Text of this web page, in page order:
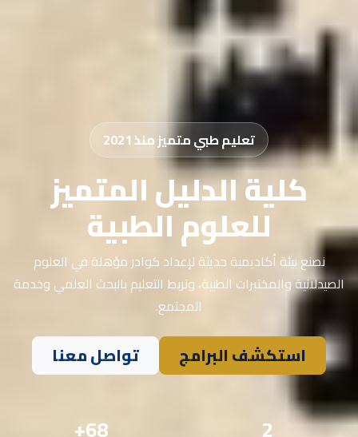
تعليم طبي متميز منذ 2021
كلية الدليل المتميز
للعلوم الطبية
نصنع بيئة أكاديمية حديثة لإعداد كوادر مؤهلة في العلوم
الصيدلانية والمختبرات الطبية، ونربط التعليم بالبحث العلمي وخدمة
المجتمع.
استكشف البرامج تواصل معنا